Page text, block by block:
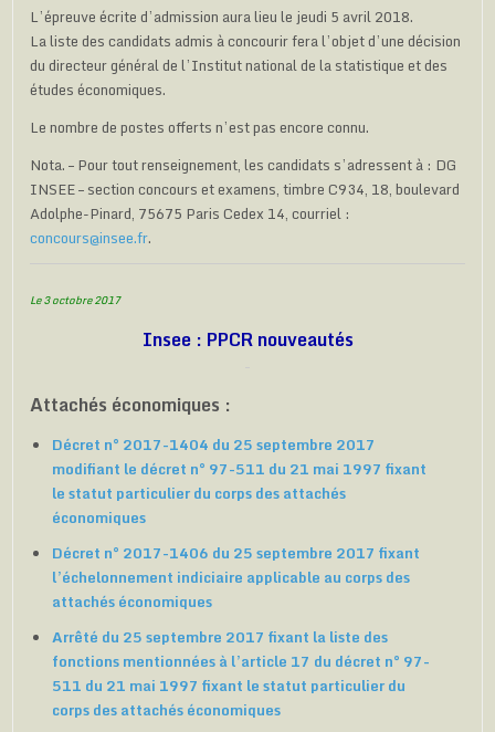
L’épreuve écrite d’admission aura lieu le jeudi 5 avril 2018.
La liste des candidats admis à concourir fera l’objet d’une décision
du directeur général de l’Institut national de la statistique et des
études économiques.
Le nombre de postes offerts n’est pas encore connu.
Nota. – Pour tout renseignement, les candidats s’adressent à : DG
INSEE – section concours et examens, timbre C934, 18, boulevard
Adolphe-Pinard, 75675 Paris Cedex 14, courriel :
concours@insee.fr.
Le 3 octobre 2017
Insee : PPCR nouveautés
Attachés économiques :
Décret n° 2017-1404 du 25 septembre 2017
modifiant le décret n° 97-511 du 21 mai 1997 fixant
le statut particulier du corps des attachés
économiques
Décret n° 2017-1406 du 25 septembre 2017 fixant
l’échelonnement indiciaire applicable au corps des
attachés économiques
Arrêté du 25 septembre 2017 fixant la liste des
fonctions mentionnées à l’article 17 du décret n° 97-
511 du 21 mai 1997 fixant le statut particulier du
corps des attachés économiques